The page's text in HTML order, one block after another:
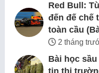
Red Bull:
đến đế chế
toàn cầu
2 tháng
Bài học